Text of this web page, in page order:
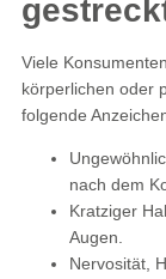
Viele
körperlichen oder
folgende
nach dem
Kratziger
Augen.
Nervosität,